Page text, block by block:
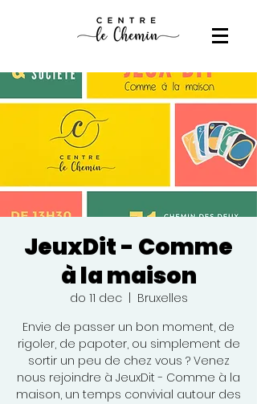
JeuxDit - Comme
à la maison
do 11 dec
  |
Bruxelles
Envie de passer un bon moment, de
rigoler, de papoter, ou simplement de
sortir un peu de chez vous ? Venez
nous rejoindre à JeuxDit - Comme à la
maison, un temps convivial autour des